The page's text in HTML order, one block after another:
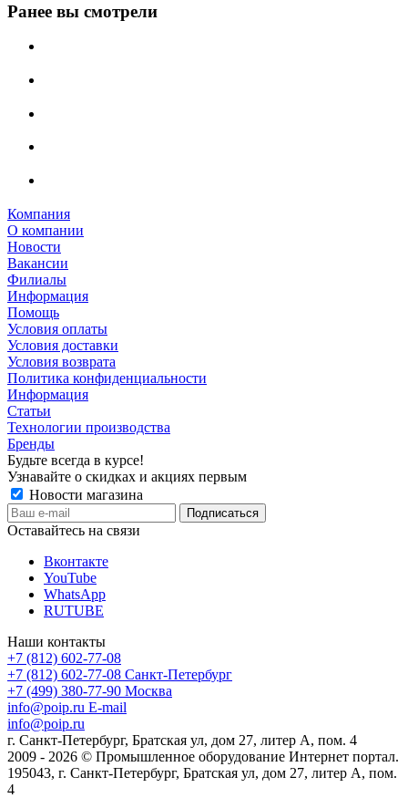
Ранее вы смотрели
Компания
О компании
Новости
Вакансии
Филиалы
Информация
Помощь
Условия оплаты
Условия доставки
Условия возврата
Политика конфиденциальности
Информация
Статьи
Технологии производства
Бренды
Будьте всегда в курсе!
Узнавайте о скидках и акциях первым
Новости магазина
Оставайтесь на связи
Вконтакте
YouTube
WhatsApp
RUTUBE
Наши контакты
+7 (812) 602-77-08
+7 (812) 602-77-08 Санкт-Петербург
+7 (499) 380-77-90 Москва
info@poip.ru E-mail
info@poip.ru
г. Санкт-Петербург, Братская ул, дом 27, литер А, пом. 4
2009 - 2026 © Промышленное оборудование Интернет портал.
195043, г. Санкт-Петербург, Братская ул, дом 27, литер А, пом.
4